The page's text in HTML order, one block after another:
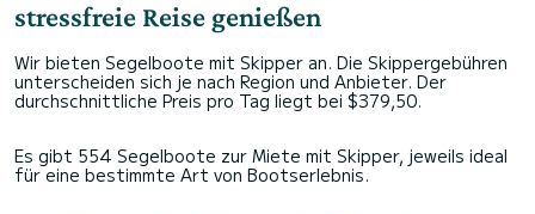
stressfreie Reise genießen
Wir bieten Segelboote mit Skipper an. Die Skippergebühren
unterscheiden sich je nach Region und Anbieter. Der
durchschnittliche Preis pro Tag liegt bei $379,50.
Es gibt 554 Segelboote zur Miete mit Skipper, jeweils ideal
für eine bestimmte Art von Bootserlebnis.